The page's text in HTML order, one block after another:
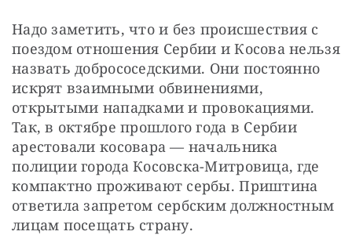
Надо заметить, что и без происшествия с
поездом отношения Сербии и Косова нельзя
назвать добрососедскими. Они постоянно
искрят взаимными обвинениями,
открытыми нападками и провокациями.
Так, в октябре прошлого года в Сербии
арестовали косовара — начальника
полиции города Косовска-Митровица, где
компактно проживают сербы. Приштина
ответила запретом сербским должностным
лицам посещать страну.